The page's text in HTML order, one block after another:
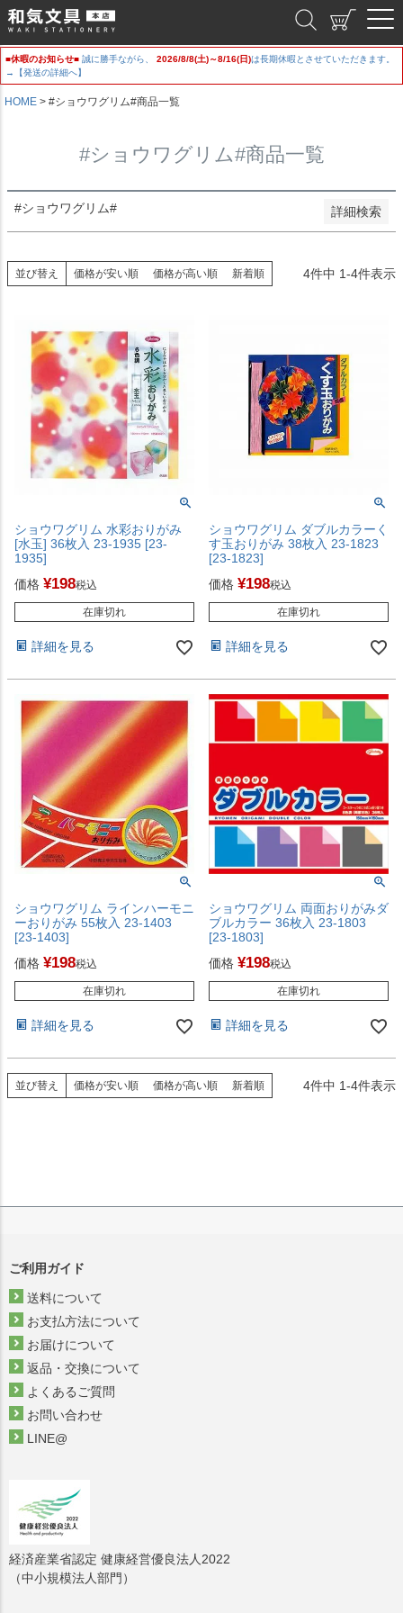
■休暇のお知らせ■ 誠に勝手ながら、 2026/8/8(土)～8/16(日)は長期休暇とさせていただきます。
→【発送の詳細へ】
HOME #ショウワグリム#商品一覧
#ショウワグリム#商品一覧
#ショウワグリム# 詳細検索
登録順
価格が安い順
価格が高い順
優先度順
レビュー順
検索
並び替え 価格が安い順 価格が高い順 新着順 4件中 1-4件表示
ショウワグリム 水彩おりがみ
[水玉] 36枚入 23-1935 [23-
1935]
価格 ¥198税込
在庫切れ
詳細を見る
ショウワグリム ダブルカラーく
す玉おりがみ 38枚入 23-1823
[23-1823]
価格 ¥198税込
在庫切れ
詳細を見る
ショウワグリム ラインハーモニ
ーおりがみ 55枚入 23-1403
[23-1403]
価格 ¥198税込
在庫切れ
詳細を見る
ショウワグリム 両面おりがみダ
ブルカラー 36枚入 23-1803
[23-1803]
価格 ¥198税込
在庫切れ
詳細を見る
並び替え 価格が安い順 価格が高い順 新着順 4件中 1-4件表示
ご利用ガイド
送料について
お支払方法について
お届けについて
返品・交換について
よくあるご質問
お問い合わせ
LINE@
経済産業省認定 健康経営優良法人2022
（中小規模法人部門）